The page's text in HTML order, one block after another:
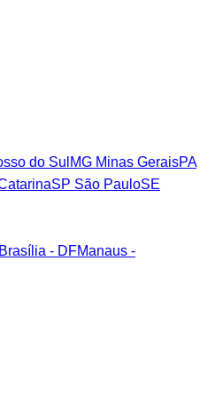
do Sul MG Minas GeraisPA
SP São PauloSE
Brasília - DFManaus -